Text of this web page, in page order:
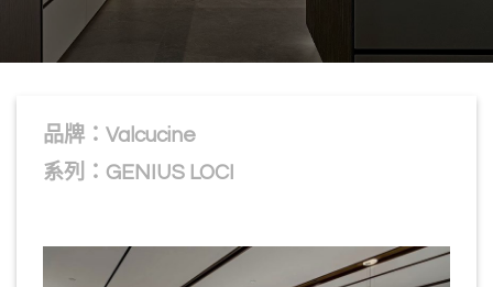
品牌：Valcucine
系列：GENIUS LOCI